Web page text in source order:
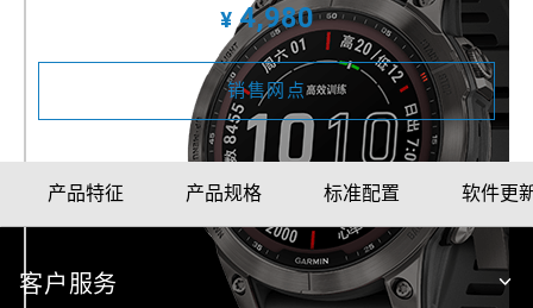
¥ 4,980
销售网点
产品特征 产品规格 标准配置 软件更
客户服务